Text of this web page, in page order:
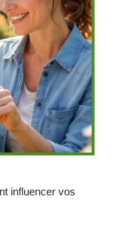
influencer vos